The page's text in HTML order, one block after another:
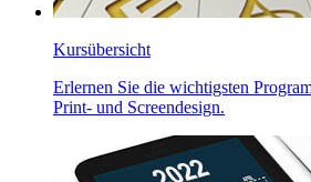
Kursübersicht
Erlernen Sie die wichtigsten
Print- und Screendesign.